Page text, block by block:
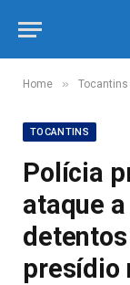
Home » Tocantins
TOCANTINS
Polícia
ataque
presídio